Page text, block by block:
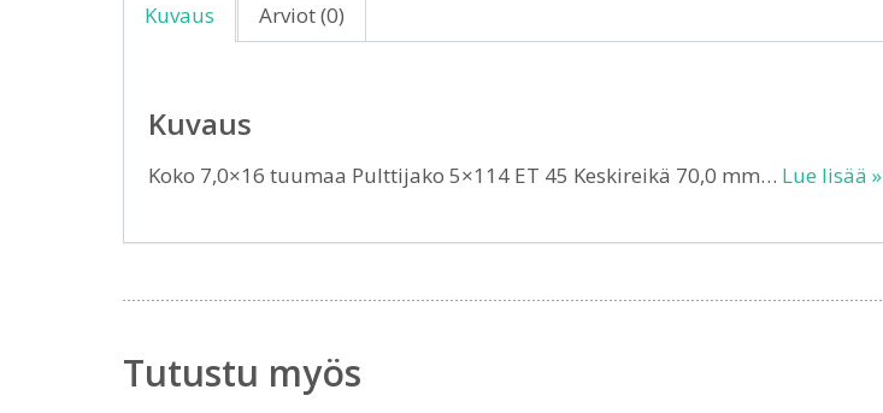
Kuvaus Arviot (0)
Kuvaus
Koko 7,0×16 tuumaa Pulttijako 5×114 ET 45 Keskireikä 70,0 mm… Lue lisää »
Tutustu myös